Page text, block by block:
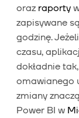
oraz raporty
zapisywane
godzinę.
czasu,
dokładnie
omawianego
zmiany
Power BI w